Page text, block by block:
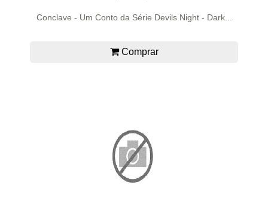
Conclave - Um Conto da Série Devils Night - Dark...
Comprar